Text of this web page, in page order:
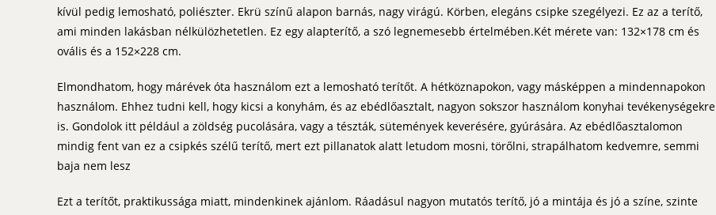
kívül pedig lemosható, poliészter. Ekrü színű alapon barnás, nagy virágú. Körben, elegáns csipke szegélyezi. Ez az a terítő,
ami minden lakásban nélkülözhetetlen. Ez egy alapterítő, a szó legnemesebb értelmében.Két mérete van: 132×178 cm és
ovális és a 152×228 cm.
Elmondhatom, hogy márévek óta használom ezt a lemosható terítőt. A hétköznapokon, vagy másképpen a mindennapokon
használom. Ehhez tudni kell, hogy kicsi a konyhám, és az ebédlőasztalt, nagyon sokszor használom konyhai tevékenységekre
is. Gondolok itt például a zöldség pucolására, vagy a tészták, sütemények keverésére, gyúrására. Az ebédlőasztalomon
mindig fent van ez a csipkés szélű terítő, mert ezt pillanatok alatt letudom mosni, törőlni, strapálhatom kedvemre, semmi
baja nem lesz
Ezt a terítőt, praktikussága miatt, mindenkinek ajánlom. Ráadásul nagyon mutatós terítő, jó a mintája és jó a színe, szinte